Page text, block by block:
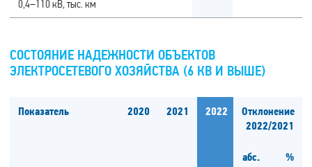
0,4–110 кВ, тыс. км
СОСТОЯНИЕ НАДЕЖНОСТИ ОБЪЕКТОВ
ЭЛЕКТРОСЕТЕВОГО ХОЗЯЙСТВА (6 КВ И ВЫШЕ)
Показатель 2020 2021 2022
Отклонение
2022/2021
абс. %